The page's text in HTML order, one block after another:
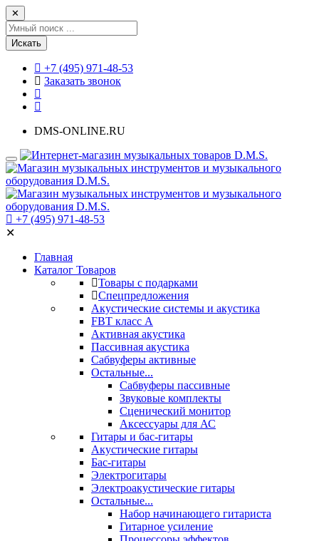
✕
Искать
+7 (495) 971-48-53
Заказать звонок
DMS-ONLINE.RU
+7 (495) 971-48-53
✕
Главная
Каталог Товаров
Товары с подарками
Спецпредложения
Акустические системы и акустика
FBT класс А
Активная акустика
Пассивная акустика
Сабвуферы активные
Остальные...
Сабвуферы пассивные
Звуковые комплекты
Сценический монитор
Аксессуары для АС
Гитары и бас-гитары
Акустические гитары
Бас-гитары
Электрогитары
Электроакустические гитары
Остальные...
Набор начинающего гитариста
Гитарное усиление